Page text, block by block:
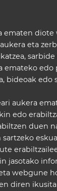
eta
edo
bideoak
aukera
edo
duen
jasotako
webgune
diren